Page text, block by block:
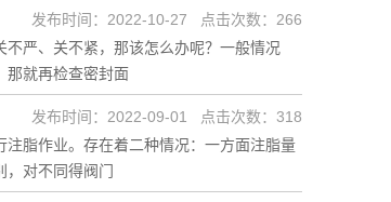
严、关不紧，那该怎么办呢？一般情况
那就再检查密封面
发布时间：2022-10-27 点击次数：266
脂作业。存在着二种情况：一方面注脂量
，对不同得阀门
发布时间：2022-09-01 点击次数：318